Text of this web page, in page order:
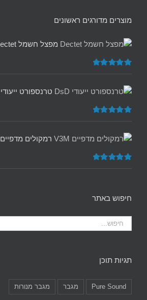
מוצרים מדורגים ראשונים
מפצל חשמל Dectet
דורג5.00
טרנספורט ייעודי DsD
דורג5.00
רמקולים מדפיים V3M
דורג5.00
חיפוש באתר
תגיות תוכן
Pure Sound מגבר מגבר מנורות